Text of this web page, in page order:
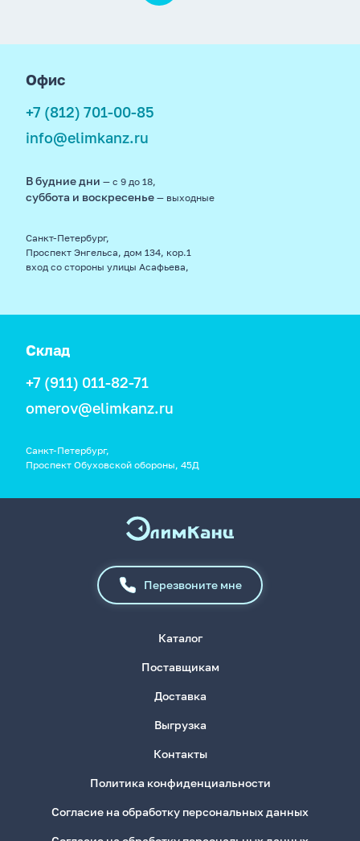
Офис
+7 (812) 701-00-85
info@elimkanz.ru
В будние дни — с 9 до 18,
суббота и воскресенье — выходные
Санкт-Петербург,
Проспект Энгельса, дом 134, кор.1
вход со стороны улицы Асафьева,
Склад
+7 (911) 011-82-71
omerov@elimkanz.ru
Санкт-Петербург,
Проспект Обуховской обороны, 45Д
Перезвоните мне
Каталог
Поставщикам
Доставка
Выгрузка
Контакты
Политика конфиденциальности
Согласие на обработку персональных данных